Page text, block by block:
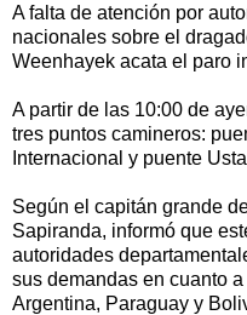
A falta de atención por
nacionales sobre el
Weenhayek acata el paro
A partir de las 10:00 de
tres puntos camineros:
Internacional y puente
Según el capitán grande
Sapiranda, informó que
autoridades
sus demandas en cuanto
Argentina, Paraguay y